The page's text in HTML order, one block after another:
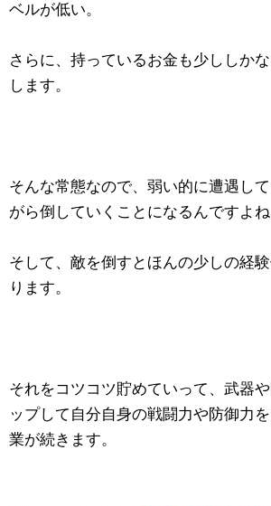
ベルが低い。
さらに、持っているお金も少ししか
します。
そんな常態なので、弱い的に遭遇し
がら倒していくことになるんですよ
そして、敵を倒すとほんの少しの経
ります。
それをコツコツ貯めていって、武器
ップして自分自身の戦闘力や防御力
業が続きます。